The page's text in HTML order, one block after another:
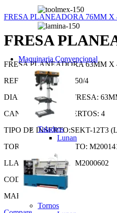
Maquinaria Convencional
Taladros
Lunan
Tornos
FRESA PLANEADORA 76MM X
FRESA
FRESA PLANEADORA 63MM X
REF: LT 610 M-W-D050/4
DIAMETRO DE LA FRESA:
CANTIDAD DE INSERTOS: 4
TIPO DE INSERTO:SEKT-12T3
TORNILLO REPUESTO:
LLAVE REPUESTO: M2000602
CODIGO: M2001382
MARCA: LAMINA